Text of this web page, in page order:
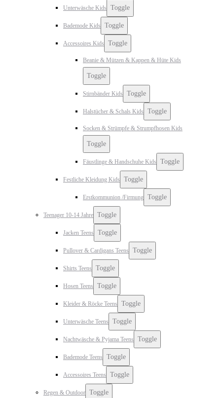
Unterwäsche Kids Toggle
Bademode Kids Toggle
Accessoires Kids Toggle
Beanie & Mützen & Kappen & Hüte Kids
Toggle
Stirnbänder Kids Toggle
Halstücher & Schals Kids Toggle
Socken & Strümpfe & Strumpfhosen Kids
Toggle
Fäustlinge & Handschuhe Kids Toggle
Festliche Kleidung Kids Toggle
Erstkommunion /Firmung Toggle
Teenager 10-14 Jahre Toggle
Jacken Teens Toggle
Pullover & Cardigans Teens Toggle
Shirts Teens Toggle
Hosen Teens Toggle
Kleider & Röcke Teens Toggle
Unterwäsche Teens Toggle
Nachtwäsche & Pyjama Teens Toggle
Bademode Teens Toggle
Accessoires Teens Toggle
Regen & Outdoor Toggle